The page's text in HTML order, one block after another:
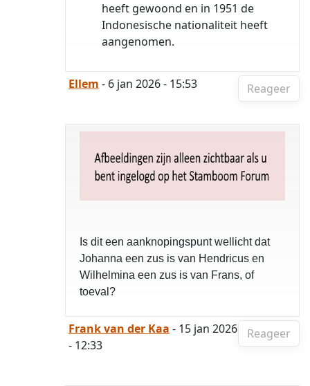
heeft gewoond en in 1951 de
Indonesische nationaliteit heeft
aangenomen.
Reageer
Ellem - 6 jan 2026 - 15:53
Is dit een aanknopingspunt wellicht dat
Johanna een zus is van Hendricus en
Wilhelmina een zus is van Frans, of
toeval?
Reageer
Frank van der Kaa - 15 jan 2026
- 12:33